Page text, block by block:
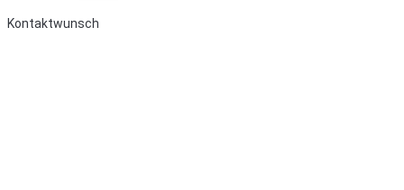
Kontaktwunsch